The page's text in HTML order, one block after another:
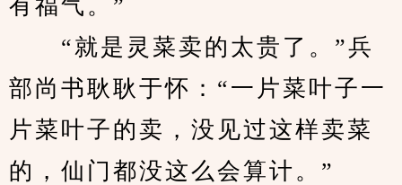
有福气。”
“就是灵菜卖的太贵了。”兵
部尚书耿耿于怀：“一片菜叶子一
片菜叶子的卖，没见过这样卖菜
的，仙门都没这么会算计。”